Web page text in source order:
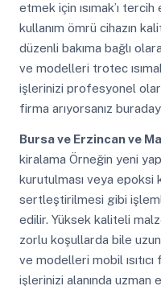
etmek için ısımak’ı tercih
kullanım ömrü cihazın
düzenli bakıma bağlı
ve modelleri trotec
işlerinizi profesyonel
firma arıyorsanız
Bursa ve Erzincan ve
kiralama Örneğin yeni
kurutulması veya epoksi
sertleştirilmesi gibi
edilir. Yüksek kaliteli
zorlu koşullarda bile uzun
ve modelleri mobil
işlerinizi alanında uzman